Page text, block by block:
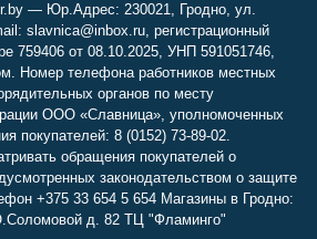
— Юр.Адрес: 230021, Гродно, ул.
slavnica@inbox.ru, регистрационный
759406 от 08.10.2025, УНП 591051746,
Номер телефона работников местных
органов по месту
ООО «Славница», уполномоченных
покупателей: 8 (0152) 73-89-02.
обращения покупателей о
законодательством о защите
+375 33 654 5 654 Магазины в Гродно:
д. 82 ТЦ "Фламинго"